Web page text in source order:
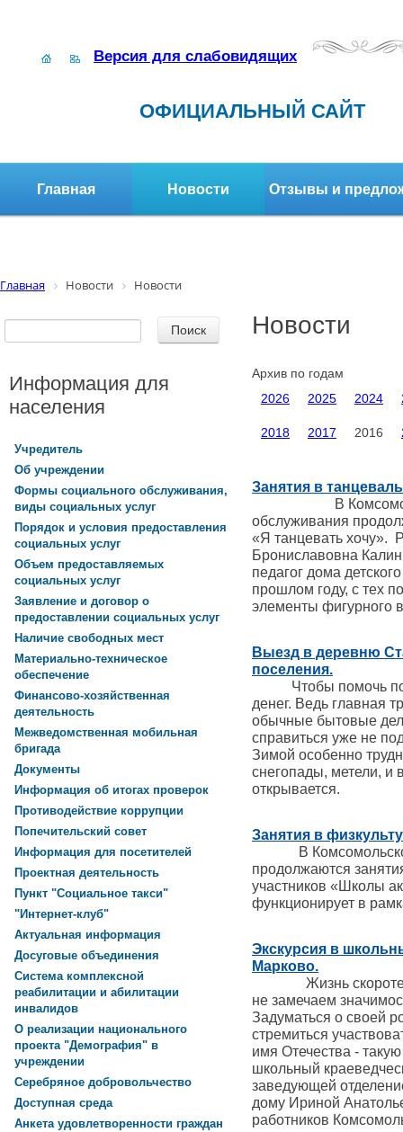
Версия для слабовидящих
ОФИЦИАЛЬНЫЙ САЙТ
Главная Новости Отзывы и
Главная Новости Новости
Новости
Архив по годам
2026
2025 2024
2018 2017 2016
Занятия в
В
обслуживания
«Я танцевать хочу».
Брониславовна
педагог дома
прошлом году, с тех
элементы фигурного
Выезд в деревню
поселения.
Чтобы помочь
денег. Ведь главная
обычные бытовые
справиться уже не
Зимой особенно
снегопады, метели, и
открывается.
Занятия в
В Комсомольском
продолжаются
участников «Школы
функционирует в
Экскурсия в
Марково.
Жизнь
не замечаем
Задуматься о своей
стремиться
имя Отечества -
школьный
заведующей
дому Ириной
работников
Информация для
населения
Учредитель
Об учреждении
Формы социального обслуживания,
виды социальных услуг
Порядок и условия предоставления
социальных услуг
Объем предоставляемых
социальных услуг
Заявление и договор о
предоставлении социальных услуг
Наличие свободных мест
Материально-техническое
обеспечение
Финансово-хозяйственная
деятельность
Межведомственная мобильная
бригада
Документы
Информация об итогах проверок
Противодействие коррупции
Попечительский совет
Информация для посетителей
Проектная деятельность
Пункт "Социальное такси"
"Интернет-клуб"
Актуальная информация
Досуговые объединения
Система комплексной
реабилитации и абилитации
инвалидов
О реализации национального
проекта "Демография" в
учреждении
Серебряное добровольчество
Доступная среда
Анкета удовлетворенности граждан